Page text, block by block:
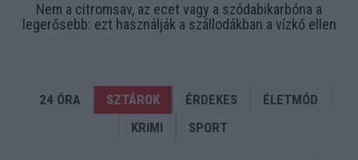
Nem a citromsav, az ecet vagy a szódabikarbóna a
legerősebb: ezt használják a szállodákban a vízkő ellen
24 ÓRA SZTÁROK ÉRDEKES
ÉLETMÓD
KRIMI
SPORT